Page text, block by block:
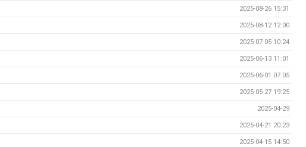
2025-08-26 15:31
2025-08-12 12:00
2025-07-05 10:24
2025-06-13 11:01
2025-06-01 07:05
2025-05-27 19:25
2025-04-29
2025-04-21 20:23
2025-04-15 14:50